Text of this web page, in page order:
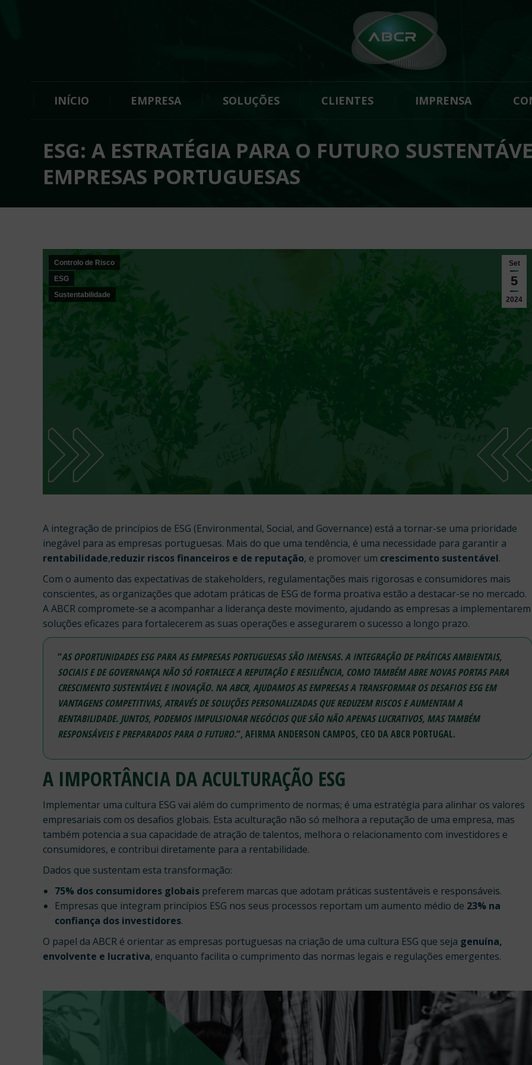
INÍCIO EMPRESA SOLUÇÕES CLIENTES IMPRENSA
ESG: A ESTRATÉGIA PARA O FUTURO
EMPRESAS PORTUGUESAS
Set
5
2024
Controlo de Risco
ESG
Sustentabilidade
A integração de princípios de ESG (Environmental, Social, and Governance) está a tornar-se uma prioridade
inegável para as empresas portuguesas. Mais do que uma tendência, é uma necessidade para garantir a
rentabilidade,reduzir riscos financeiros e de reputação, e promover um crescimento sustentável.
Com o aumento das expectativas de stakeholders, regulamentações mais rigorosas e consumidores mais
conscientes, as organizações que adotam práticas de ESG de forma proativa estão a destacar-se no mercado.
A ABCR compromete-se a acompanhar a liderança deste movimento, ajudando as empresas a implementarem
soluções eficazes para fortalecerem as suas operações e assegurarem o sucesso a longo prazo.
“AS OPORTUNIDADES ESG PARA AS EMPRESAS PORTUGUESAS SÃO IMENSAS. A INTEGRAÇÃO DE PRÁTICAS AMBIENTAIS,
SOCIAIS E DE GOVERNANÇA NÃO SÓ FORTALECE A REPUTAÇÃO E RESILIÊNCIA, COMO TAMBÉM ABRE NOVAS PORTAS PARA
CRESCIMENTO SUSTENTÁVEL E INOVAÇÃO. NA ABCR, AJUDAMOS AS EMPRESAS A TRANSFORMAR OS DESAFIOS ESG EM
VANTAGENS COMPETITIVAS, ATRAVÉS DE SOLUÇÕES PERSONALIZADAS QUE REDUZEM RISCOS E AUMENTAM A
RENTABILIDADE. JUNTOS, PODEMOS IMPULSIONAR NEGÓCIOS QUE SÃO NÃO APENAS LUCRATIVOS, MAS TAMBÉM
RESPONSÁVEIS E PREPARADOS PARA O FUTURO.“, AFIRMAANDERSON CAMPOS, CEO DA ABCR PORTUGAL.
A IMPORTÂNCIA DA ACULTURAÇÃO ESG
Implementar uma cultura ESG vai além do cumprimento de normas; é uma estratégia para alinhar os valores
empresariais com os desafios globais. Esta aculturação não só melhora a reputação de uma empresa, mas
também potencia a sua capacidade de atração de talentos, melhora o relacionamento com investidores e
consumidores, e contribui diretamente para a rentabilidade.
Dados que sustentam esta transformação:
75% dos consumidores globais preferem marcas que adotam práticas sustentáveis e responsáveis.
Empresas que integram princípios ESG nos seus processos reportam um aumento médio de 23% na
confiança dos investidores.
O papel da ABCR é orientar as empresas portuguesas na criação de uma cultura ESG que seja genuína,
envolvente e lucrativa, enquanto facilita o cumprimento das normas legais e regulações emergentes.